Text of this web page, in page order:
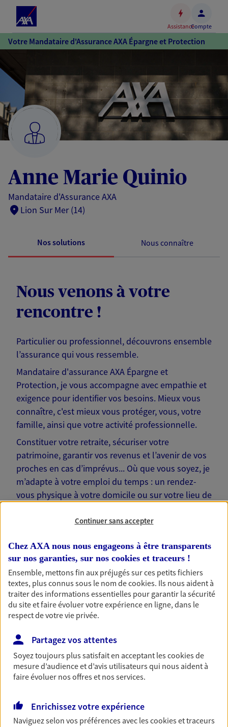
Accéder
au
Accéder
au
pied
de
page
AssistanceCompte
Votre Mandataire d'Assurance AXA Épargne et Protection
Anne Marie Quinio
Mandataire d'Assurance AXA
Lion Sur Mer (14)
Nos solutions Nous connaître
Nous venons à votre
rencontre !
Particulier ou professionnel, découvrons ensemble
l’assurance qui vous ressemble.
Mandataire d'assurance AXA Épargne et
Protection, je vous accompagne avec empathie et
exigence pour identifier vos besoins. Mieux vous
connaître, c'est mieux vous protéger, vous, votre
famille, ainsi que votre activité professionnelle.
Constituer votre retraite, sécuriser votre
patrimoine, garantir vos revenus et l’avenir de vos
proches en cas d’imprévus... Où que vous soyez, je
m’adapte à votre emploi du temps : un rendez-
vous physique à votre domicile ou sur votre lieu de
Nos offres phares
Épargne
Réalisez vos projets grâce à votre épargne : achat
immobilier, études des enfants ou voyage autour
du monde… Épargnez à votre rythme et
simplement, selon votre profil.
Préparez sereinement ce nouveau chapitre de
votre vie avec les conseils d'un expert. Découvrez
Continuer sans accepter
Chez AXA nous nous engageons à être transparents
sur nos garanties, sur nos cookies et traceurs !
Ensemble, mettons fin aux préjugés sur ces petits fichiers
textes, plus connus sous le nom decookies. Ils nous aident à
traiter des informations essentielles pour garantir la sécurité
du site et faire évoluer votre expérience en ligne, dans le
respect de votre vie privée.
Partagez vos attentes
Soyez toujours plus satisfait en acceptant lescookiesde
mesure d’audience et d’avis utilisateurs qui nous aident à
faire évoluer nos offres et nos services.
Enrichissez votre expérience
Naviguez selon vos préférences avec lescookies et traceurs